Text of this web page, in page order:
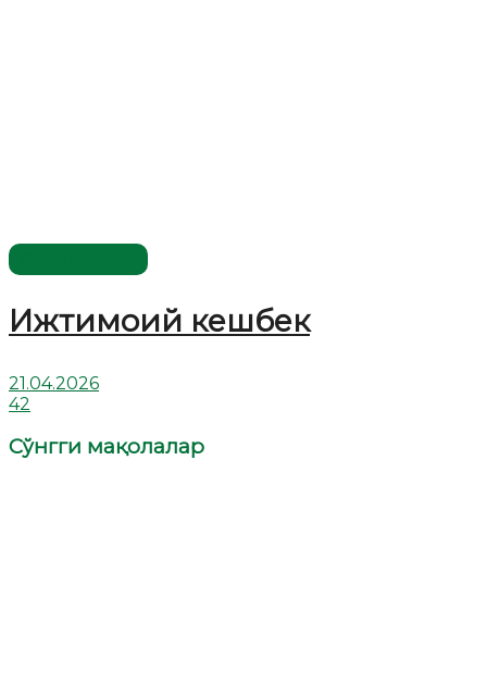
Ижтимоий кешбек
21.04.2026
42
Сўнгги мақолалар